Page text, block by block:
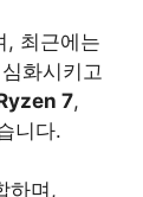
, 최근에는
화시키고
7,
니다.
하며,